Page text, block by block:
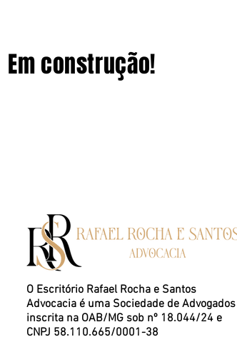
Em construção!
O Escritório Rafael Rocha e Santos
Advocacia é uma Sociedade de Advogados
inscrita na OAB/MG sob nº 18.044/24 e
CNPJ 58.110.665/0001-38